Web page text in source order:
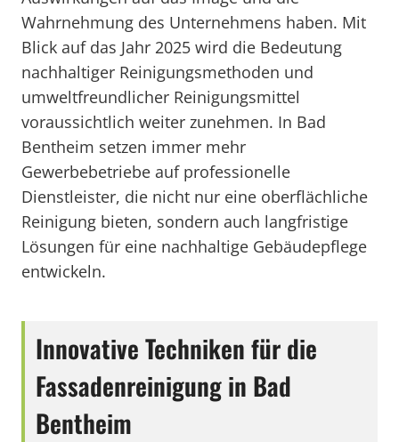
Wahrnehmung des Unternehmens haben. Mit
Blick auf das Jahr 2025 wird die Bedeutung
nachhaltiger Reinigungsmethoden und
umweltfreundlicher Reinigungsmittel
voraussichtlich weiter zunehmen. In Bad
Bentheim setzen immer mehr
Gewerbebetriebe auf professionelle
Dienstleister, die nicht nur eine oberflächliche
Reinigung bieten, sondern auch langfristige
Lösungen für eine nachhaltige Gebäudepflege
entwickeln.
Innovative Techniken für die
Fassadenreinigung in Bad
Bentheim